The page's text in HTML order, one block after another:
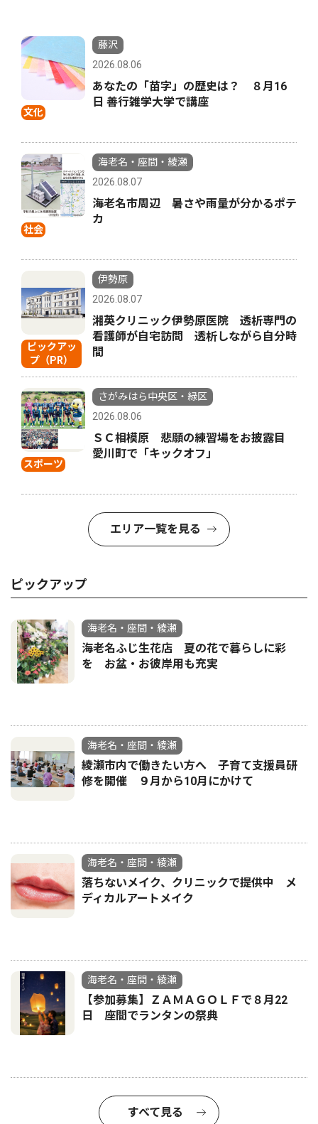
文化
藤沢
2026.08.06
あなたの「苗字」の歴史は？ ８月16
日 善行雑学大学で講座
社会
海老名・座間・綾瀬
2026.08.07
海老名市周辺 暑さや雨量が分かるポテ
カ
ピックアッ
プ（PR）
伊勢原
2026.08.07
湘英クリニック伊勢原医院 透析専門の
看護師が自宅訪問 透析しながら自分時
間
スポーツ
さがみはら中央区・緑区
2026.08.06
ＳＣ相模原 悲願の練習場をお披露目
愛川町で「キックオフ」
エリア一覧を見る
ピックアップ
海老名・座間・綾瀬
海老名ふじ生花店 夏の花で暮らしに彩
を お盆・お彼岸用も充実
海老名・座間・綾瀬
綾瀬市内で働きたい方へ 子育て支援員研
修を開催 ９月から10月にかけて
海老名・座間・綾瀬
落ちないメイク、クリニックで提供中 メ
ディカルアートメイク
海老名・座間・綾瀬
【参加募集】ＺＡＭＡＧＯＬＦで８月22
日 座間でランタンの祭典
すべて見る